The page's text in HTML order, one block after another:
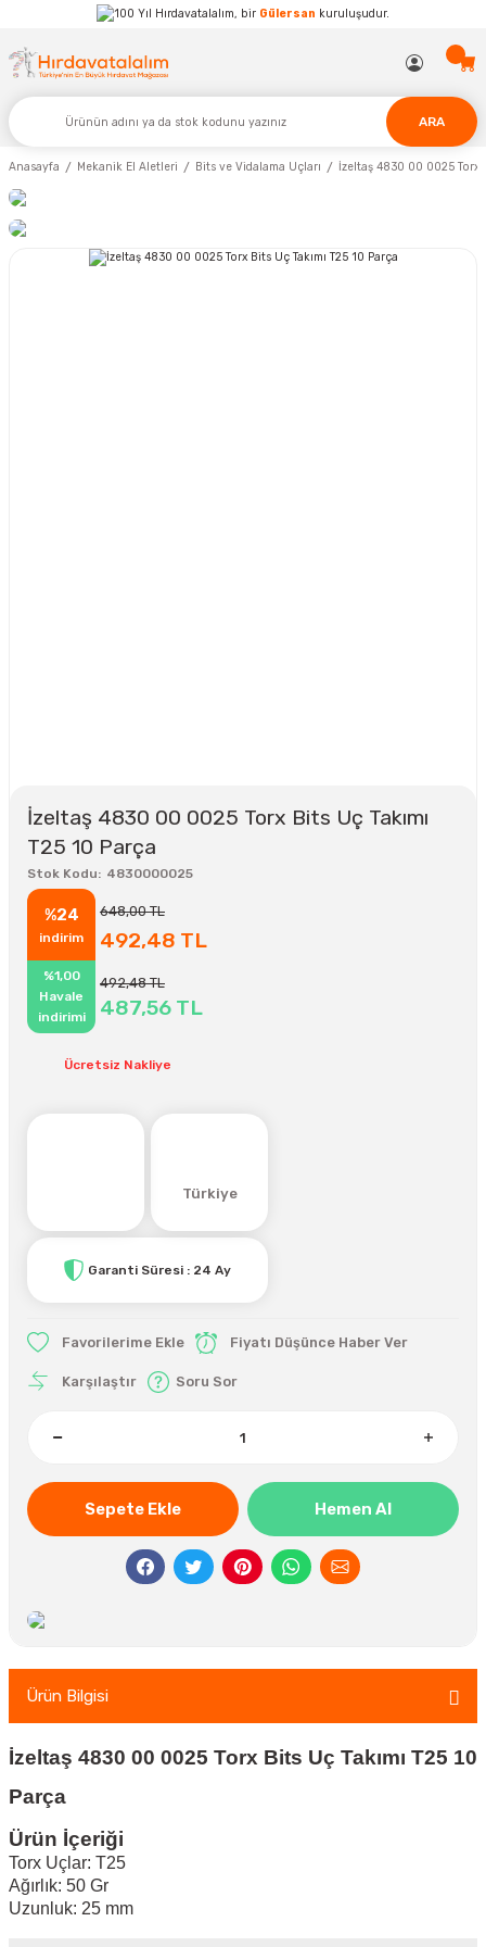
Hırdavatalalım, bir Gülersan kuruluşudur.
ARA
Anasayfa Mekanik El Aletleri Bits ve Vidalama Uçları İzeltaş 4830 00 0025 Torx
İzeltaş 4830 00 0025 Torx Bits Uç Takımı
T25 10 Parça
Stok Kodu 4830000025
%24
indirim
648,00 TL
492,48 TL
%1,00
Havale
indirimi
492,48 TL
487,56 TL
Ücretsiz Nakliye
Türkiye
Garanti Süresi : 24 Ay
Fiyatı Düşünce Haber Ver
Karşılaştır Soru Sor
Sepete Ekle Hemen Al
Ürün Bilgisi
İzeltaş 4830 00 0025 Torx Bits Uç Takımı T25 10
Parça
Ürün İçeriği
Torx Uçlar: T25
Ağırlık: 50 Gr
Uzunluk: 25 mm